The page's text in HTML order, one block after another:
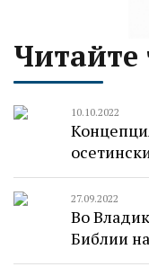
Читайте
10.10.2022
27.09.2022
Во
Библии